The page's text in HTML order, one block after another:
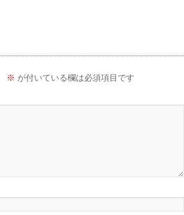
※ が付いている欄は必須項目です